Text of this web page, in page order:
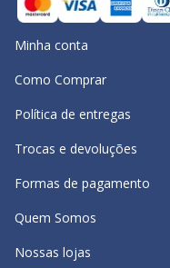
Minha conta
Como Comprar
Política de entregas
Trocas e devoluções
Formas de pagamento
Quem Somos
Nossas lojas